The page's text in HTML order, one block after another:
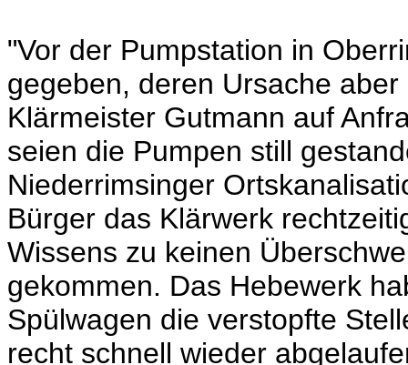
"Vor der Pumpstation in
gegeben, deren Ursache
Klärmeister Gutmann auf
seien die Pumpen still
Niederrimsinger
Bürger das Klärwerk
Wissens zu keinen
gekommen. Das Hebewerk
Spülwagen die verstopfte
recht schnell wieder